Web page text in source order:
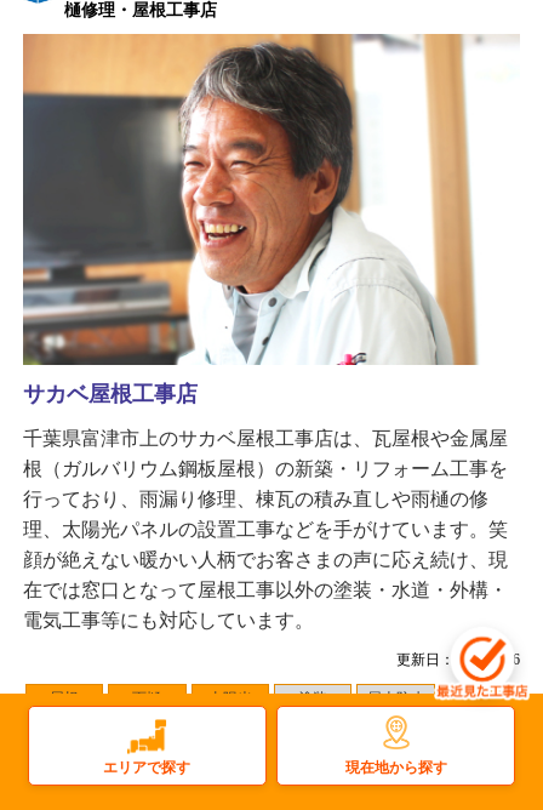
樋修理・屋根工事店
更新日：2025.12.16
屋根
その他
雨樋 太陽光
塗装
屋上防水 雨漏り
サカベ屋根工事店
千葉県富津市上のサカベ屋根工事店は、瓦屋根や金属屋
根（ガルバリウム鋼板屋根）の新築・リフォーム工事を
行っており、雨漏り修理、棟瓦の積み直しや雨樋の修
理、太陽光パネルの設置工事などを手がけています。笑
顔が絶えない暖かい人柄でお客さまの声に応え続け、現
在では窓口となって屋根工事以外の塗装・水道・外構・
電気工事等にも対応しています。
エリアで探す 現在地から探す